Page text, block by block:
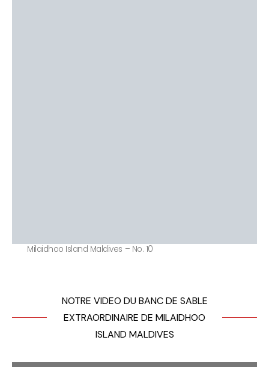
Milaidhoo Island Maldives – No. 10
NOTRE VIDEO DU BANC DE SABLE
EXTRAORDINAIRE DE MILAIDHOO
ISLAND MALDIVES